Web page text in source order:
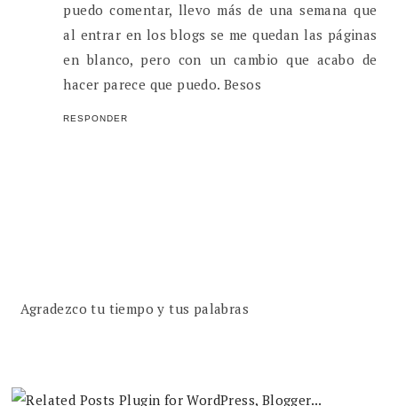
puedo comentar, llevo más de una semana que
al entrar en los blogs se me quedan las páginas
en blanco, pero con un cambio que acabo de
hacer parece que puedo. Besos
RESPONDER
Agradezco tu tiempo y tus palabras